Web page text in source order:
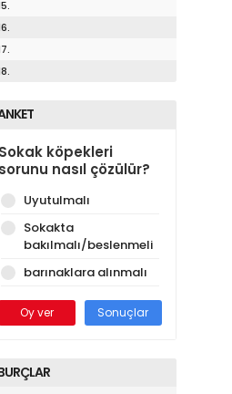
Sokak köpekleri
sorunu nasıl çözülür?
Uyutulmalı
Sokakta
bakılmalı/beslenmeli
barınaklara alınmalı
Oy ver Sonuçlar